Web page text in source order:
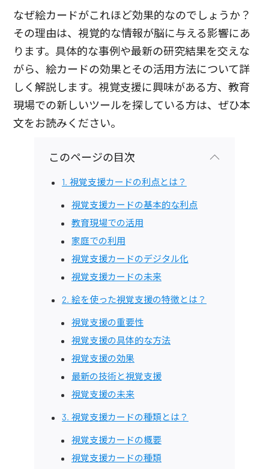
なぜ絵カードがこれほど効果的なのでしょうか？
その理由は、視覚的な情報が脳に与える影響にあ
ります。具体的な事例や最新の研究結果を交えな
がら、絵カードの効果とその活用方法について詳
しく解説します。視覚支援に興味がある方、教育
現場での新しいツールを探している方は、ぜひ本
文をお読みください。
このページの目次
1. 視覚支援カードの利点とは？
視覚支援カードの基本的な利点
教育現場での活用
家庭での利用
視覚支援カードのデジタル化
視覚支援カードの未来
2. 絵を使った視覚支援の特徴とは？
視覚支援の重要性
視覚支援の具体的な方法
視覚支援の効果
最新の技術と視覚支援
視覚支援の未来
3. 視覚支援カードの種類とは？
視覚支援カードの概要
視覚支援カードの種類